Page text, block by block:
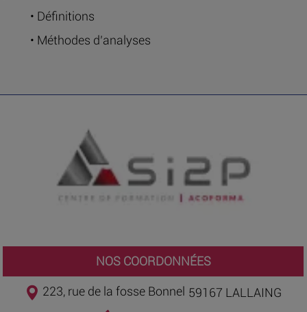
• Définitions
• Méthodes d’analyses
NOS COORDONNÉES
223, rue de la fosse Bonnel 59167 LALLAING